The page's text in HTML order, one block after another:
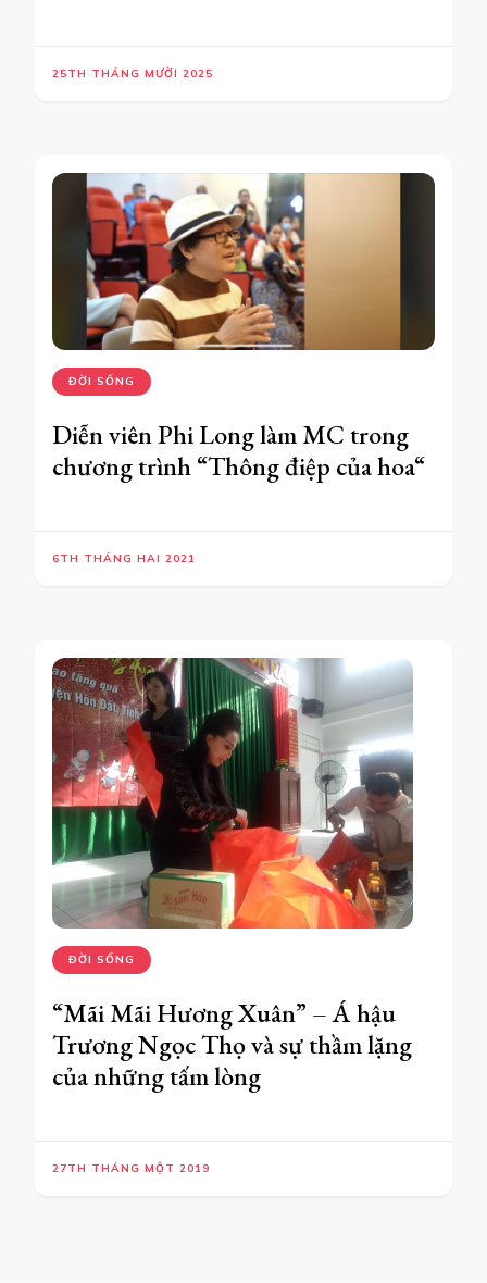
25TH THÁNG MƯỜI 2025
ĐỜI SỐNG
Diễn viên Phi Long làm MC trong
chương trình “Thông điệp của hoa“
6TH THÁNG HAI 2021
ĐỜI SỐNG
“Mãi Mãi Hương Xuân” – Á hậu
Trương Ngọc Thọ và sự thầm lặng
của những tấm lòng
27TH THÁNG MỘT 2019